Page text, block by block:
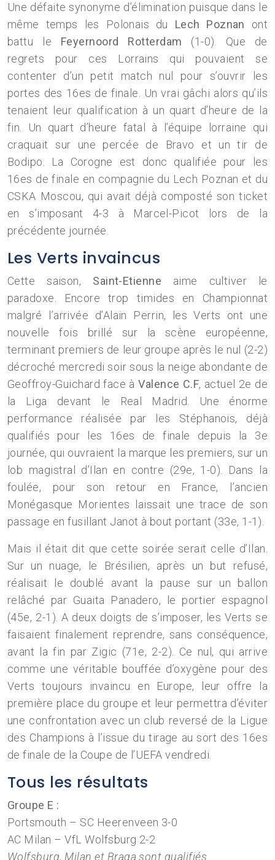
Une défaite synonyme d’élimination puisque dans le
même temps les Polonais du Lech Poznan ont
battu le Feyernoord Rotterdam (1-0). Que de
regrets pour ces Lorrains qui pouvaient se
contenter d’un petit match nul pour s’ouvrir les
portes des 16es de finale. Un vrai gâchi alors qu’ils
tenaient leur qualification à un quart d’heure de la
fin. Un quart d’heure fatal à l’équipe lorraine qui
craquait sur une percée de Bravo et un tir de
Bodipo. La Corogne est donc qualifiée pour les
16es de finale en compagnie du Lech Poznan et du
CSKA Moscou, qui avait déjà composté son ticket
en s’imposant 4-3 à Marcel-Picot lors de la
précédente journée.
Les Verts invaincus
Cette saison, Saint-Etienne aime cultiver le
paradoxe. Encore trop timides en Championnat
malgré l’arrivée d’Alain Perrin, les Verts ont une
nouvelle fois brillé sur la scène européenne,
terminant premiers de leur groupe après le nul (2-2)
décroché mercredi soir sous la neige abondante de
Geoffroy-Guichard face àValence C.F, actuel 2e de
la Liga devant le Real Madrid. Une énorme
performance réalisée par les Stéphanois, déjà
qualifiés pour les 16es de finale depuis la 3e
journée, qui ouvraient la marque les premiers, sur un
lob magistral d’Ilan en contre (29e, 1-0). Dans la
foulée, pour son retour en France, l’ancien
Monégasque Morientes laissait une trace de son
passage en fusillant Janot à bout portant (33e, 1-1).
Mais il était dit que cette soirée serait celle d’Ilan.
Sur un nuage, le Brésilien, après un but refusé,
réalisait le doublé avant la pause sur un ballon
relâché par Guaita Panadero, le portier espagnol
(45e, 2-1). A deux doigts de s’imposer, les Verts se
faisaient finalement reprendre, sans conséquence,
avant la fin par Zigic (71e, 2-2). Ce nul, qui arrive
comme une véritable bouffée d’oxygène pour des
Verts toujours invaincu en Europe, leur offre la
première place du groupe et leur permettra d’éviter
une confrontation avec un club reversé de la Ligue
des Champions à l’issue du tirage au sort des 16es
de finale de la Coupe de l’UEFA vendredi.
Tous les résultats
Groupe E :
Portsmouth – SC Heerenveen 3-0
AC Milan – VfL Wolfsburg 2-2
Wolfsburg, Milan et Braga sont qualifiés